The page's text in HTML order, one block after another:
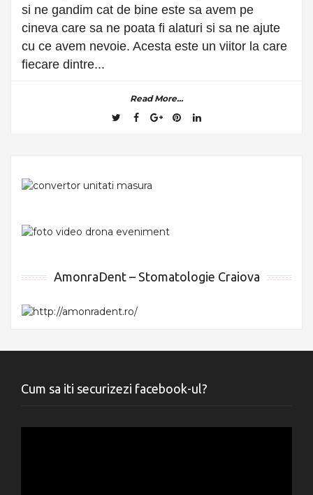
si ne gandim cat de bine este sa avem pe
cineva care sa ne poata fi alaturi si sa ne ajute
cu ce avem nevoie. Acesta este un viitor la care
fiecare dintre...
Read More...
AmonraDent – Stomatologie Craiova
Cum sa iti securizezi facebook-ul?